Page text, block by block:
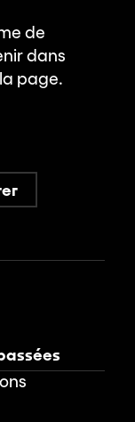
de
dans
page.